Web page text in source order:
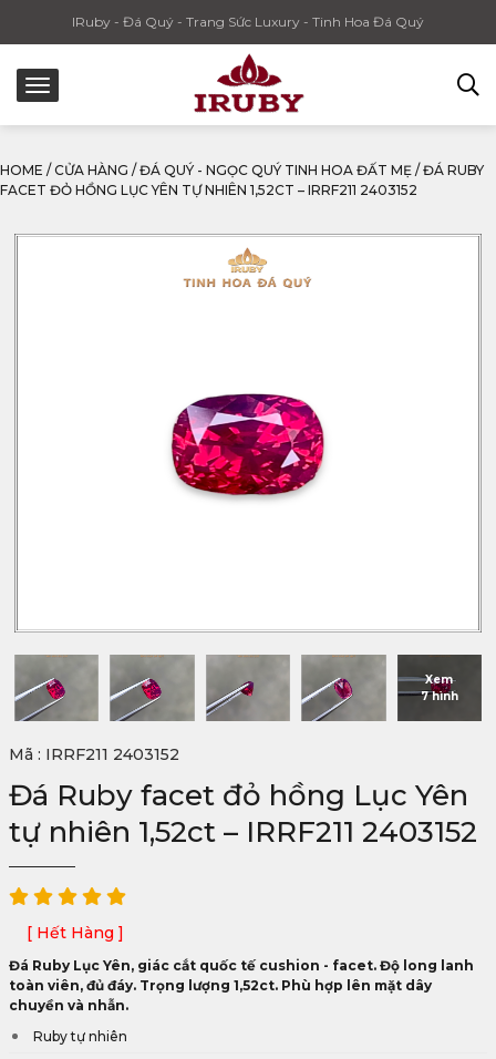
IRuby - Đá Quý - Trang Sức Luxury - Tinh Hoa Đá Quý
HOME / CỬA HÀNG / ĐÁ QUÝ - NGỌC QUÝ TINH HOA ĐẤT MẸ / ĐÁ RUBY
FACET ĐỎ HỒNG LỤC YÊN TỰ NHIÊN 1,52CT – IRRF211 2403152
Xem
7 hình
Mã : IRRF211 2403152
Đá Ruby facet đỏ hồng Lục Yên
tự nhiên 1,52ct – IRRF211 2403152
[ Hết Hàng ]
Đá Ruby Lục Yên, giác cắt quốc tế cushion - facet. Độ long lanh
toàn viên, đủ đáy. Trọng lượng 1,52ct. Phù hợp lên mặt dây
chuyền và nhẫn.
Ruby tự nhiên